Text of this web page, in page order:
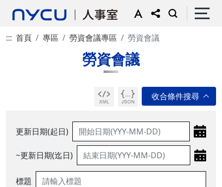
::: 首頁 專區 勞資會議專區 勞資會議
勞資會議
更新日期(起日)
~更新日期(迄日)
標題